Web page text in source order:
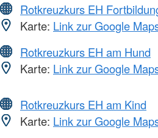
Rotkreuzkurs EH
Karte: Link zur Google
Rotkreuzkurs EH am Hund
Karte: Link zur Google
Rotkreuzkurs EH am Kind
Karte: Link zur Google